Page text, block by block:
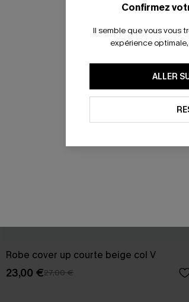
Robe cover up courte beige col V
23,00 €27,00 €
Confirmez
Il semble que vous vous
expérience
ALLER